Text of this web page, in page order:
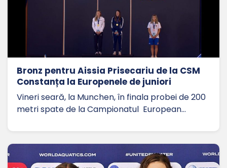
Bronz pentru Aissia Prisecariu de la CSM
Constanța la Europenele de juniori
Vineri seară, la Munchen, în finala probei de 200
metri spate de la Campionatul European…